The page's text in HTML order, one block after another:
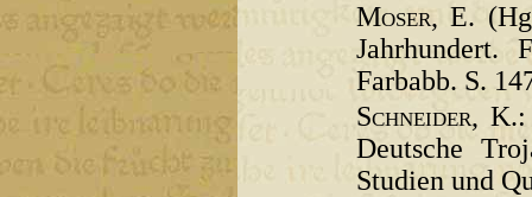
Moser, E.
Farbabb. S.
Schneider, K.:
Deutsche
Studien und